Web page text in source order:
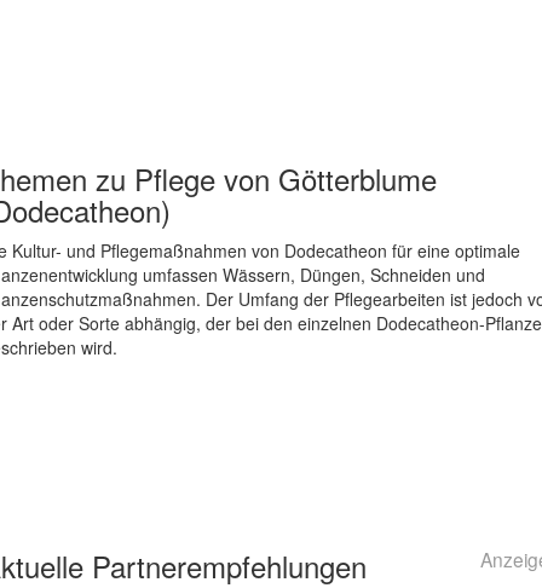
zu Pflege von Götterblume
Kultur- und Pflegemaßnahmen von Dodecatheon für eine optimale
umfassen Wässern, Düngen, Schneiden und
Der Umfang der Pflegearbeiten ist jedoch
Art oder Sorte abhängig, der bei den einzelnen Dodecatheon-
wird.
Partnerempfehlungen